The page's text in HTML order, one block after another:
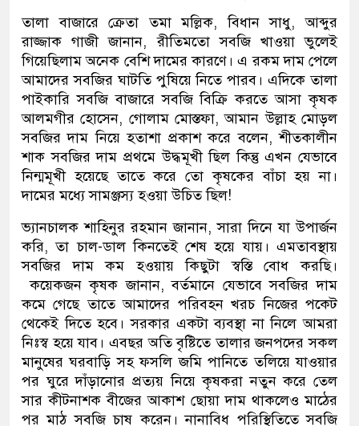
তালা বাজারে ক্রেতা তমা মল্লিক, বিধান সাধু, আব্দুর
রাজ্জাক গাজী জানান, রীতিমতো সবজি খাওয়া ভুলেই
গিয়েছিলাম অনেক বেশি দামের কারণে। এ রকম দাম পেলে
আমাদের সবজির ঘাটতি পুষিয়ে নিতে পারব। এদিকে তালা
পাইকারি সবজি বাজারে সবজি বিক্রি করতে আসা কৃষক
আলমগীর হোসেন, গোলাম মোস্তফা, আমান উল্লাহ মোড়ল
সবজির দাম নিয়ে হতাশা প্রকাশ করে বলেন, শীতকালীন
শাক সবজির দাম প্রথমে উদ্ধমূখী ছিল কিন্তু এখন যেভাবে
নিন্মমূখী হয়েছে তাতে করে তো কৃষকের বাঁচা হয় না।
দামের মধ্যে সামঞ্জস্য হওয়া উচিত ছিল!
ভ্যানচালক শাহিনুর রহমান জানান, সারা দিনে যা উপার্জন
করি, তা চাল-ডাল কিনতেই শেষ হয়ে যায়। এমতাবস্থায়
সবজির দাম কম হওয়ায় কিছুটা স্বস্তি বোধ করছি।
কয়েকজন কৃষক জানান, বর্তমানে যেভাবে সবজির দাম
কমে গেছে তাতে আমাদের পরিবহন খরচ নিজের পকেট
থেকেই দিতে হবে। সরকার একটা ব্যবস্থা না নিলে আমরা
নিঃস্ব হয়ে যাব। এবছর অতি বৃষ্টিতে তালার জনপদের সকল
মানুষের ঘরবাড়ি সহ ফসলি জমি পানিতে তলিয়ে যাওয়ার
পর ঘুরে দাঁড়ানোর প্রত্যয় নিয়ে কৃষকরা নতুন করে তেল
সার কীটনাশক বীজের আকাশ ছোয়া দাম থাকলেও মাঠের
পর মাঠ সবজি চাষ করেন। নানাবিধ পরিস্থিতিতে সবজি